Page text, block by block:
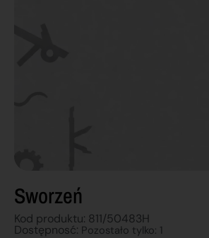
Sworzeń
Kod produktu: 811/50483H
Dostępnosć: Pozostało tylko: 1